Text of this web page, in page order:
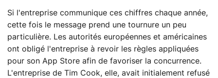
Si l'entreprise communique ces chiffres chaque année,
cette fois le message prend une tournure un peu
particulière. Les autorités européennes et américaines
ont obligé l'entreprise à revoir les règles appliquées
pour son App Store afin de favoriser la concurrence.
L'entreprise de Tim Cook, elle, avait initialement refusé